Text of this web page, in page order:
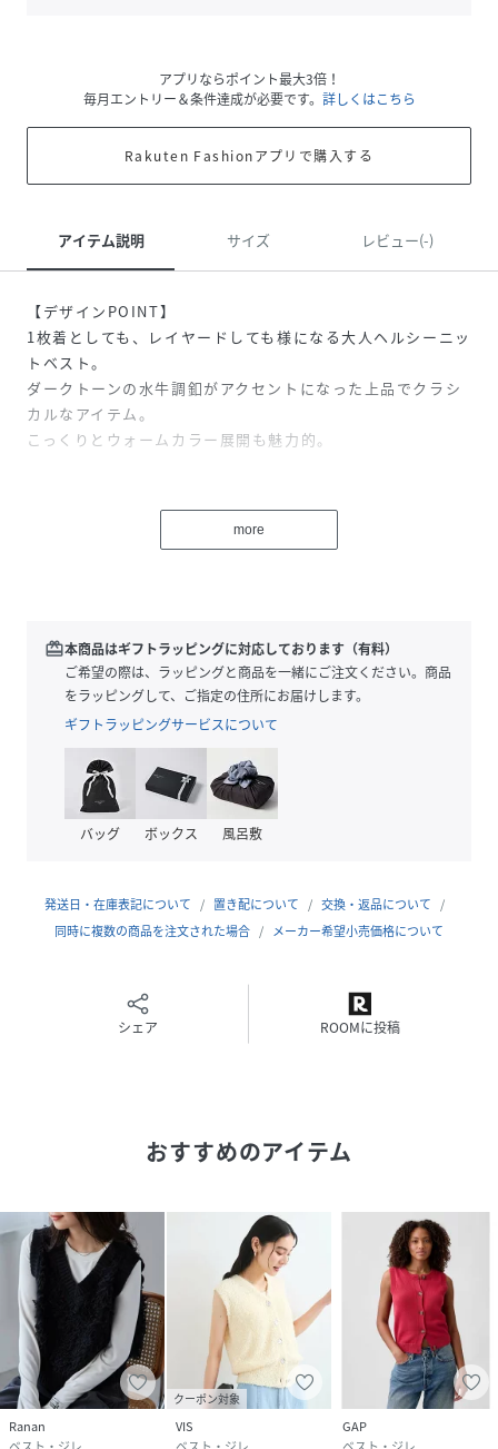
アプリならポイント最大3倍！
毎月エントリー＆条件達成が必要です。 詳しくはこちら
Rakuten Fashionアプリで購入する
アイテム説明 サイズ レビュー(-)
【デザインPOINT】
1枚着としても、レイヤードしても様になる大人ヘルシーニッ
トベスト。
ダークトーンの水牛調釦がアクセントになった上品でクラシ
カルなアイテム。
こっくりとウォームカラー展開も魅力的。
アーム・見巾はゆとりを持たせ抜け感あるこなれたサイズ感
ロングシーズン着用可能。
【素材の特徴】
麻ライクなシャリ感あるハードドライタッチの糸を使用。
ほのかな艶も魅力。
畦編みにしているので、空気を含み表情ある表面もポイン
家庭洗濯：液温は40℃を限度とし、手洗いが出来る。
自然乾燥：日蔭の平干しが良い。
ドライクリーニング：石油系溶剤による弱いドライクリーニ
ングができる。
※画像の商品はサンプルとなりますので実際の商品と仕様、
がございます。
※撮影状況や光の当たり具合により、色合いが異なって見え
る場合がございます。
関連ワード：MAYSONGREYsocollaメイソングレイソコラ
大人カジュアル夏服初夏2024春夏【20度以上におすすめ】ベ
ストニットカジュアルナチュラルノースリーブ
more
redeem本商品はギフトラッピングに対応しております（有料）
ご希望の際は、ラッピングと商品を一緒にご注文ください。商品
をラッピングして、ご指定の住所にお届けします。
ギフトラッピングサービスについて
バッグ ボックス 風呂敷
発送日・在庫表記について 置き配について
交換・返品について
同時に複数の商品を注文された場合
メーカー希望小売価格について
シェア ROOMに投稿
おすすめのアイテム
Ranan
クーポン対象
VIS
GAP